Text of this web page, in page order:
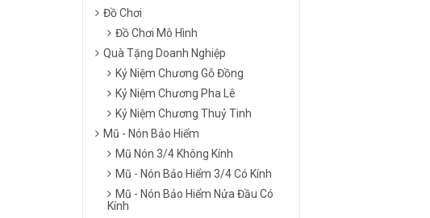
Đồ Chơi
Đồ Chơi Mô Hình
Quà Tặng Doanh Nghiệp
Kỷ Niệm Chương Gỗ Đồng
Kỷ Niệm Chương Pha Lê
Kỷ Niệm Chương Thuỷ Tinh
Mũ - Nón Bảo Hiểm
Mũ Nón 3/4 Không Kính
Mũ - Nón Bảo Hiểm 3/4 Có Kính
Mũ - Nón Bảo Hiểm Nửa Đầu Có
Kính